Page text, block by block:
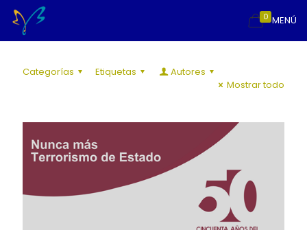
MENÚ
0
Categorías Etiquetas
Autores
Mostrar todo